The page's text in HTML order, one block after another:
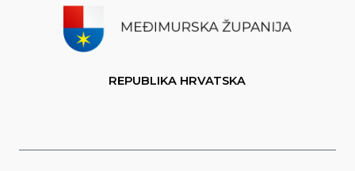
REPUBLIKA HRVATSKA